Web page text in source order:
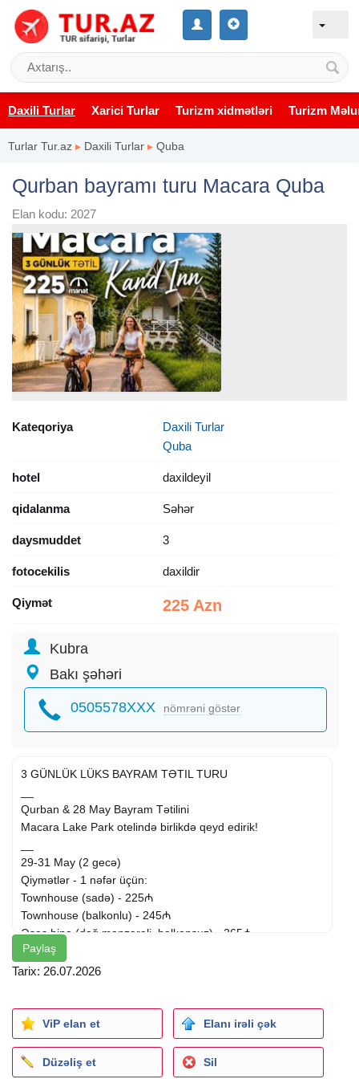
Daxili Turlar Xarici Turlar Turizm xidmətləri Turizm
Turlar Tur.az ▸ Daxili Turlar ▸ Quba
Qurban bayramı turu Macara Quba
Elan kodu: 2027
Kateqoriya
Daxili Turlar
Quba
hotel daxildeyil
qidalanma Səhər
daysmuddet 3
fotocekilis daxildir
Qiymət 225 Azn
Kubra
Bakı şəhəri
0505578XXX nömrəni göstər
3 GÜNLÜK LÜKS BAYRAM TƏTIL TURU
Qurban & 28 May Bayram Tətilini
Macara Lake Park otelində birlikdə qeyd edirik!
29-31 May (2 gecə)
Qiymətlər - 1 nəfər üçün:
Townhouse (sadə) - 225₼
Townhouse (balkonlu) - 245₼
Əsas bina (dağ mənzərəli, balkonsuz) - 265₼
Əsas bina (göl mənzərəli, balkonlu) - 285₼
__
3 dəfə səhər yeməyi
Komfortlu transfer
SPA: sauna, hamam, hovuz, duz otağı, jakuzi
Karaoke, fitness, canlı musiqi & şoular
Paylaş
Tarix: 26.07.2026
ViP elan et Elanı irəli çək
Düzəliş et Sil